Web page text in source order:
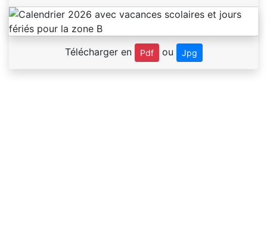
Télécharger en Pdf ou Jpg